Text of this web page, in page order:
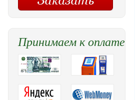
Принимаем к оплате